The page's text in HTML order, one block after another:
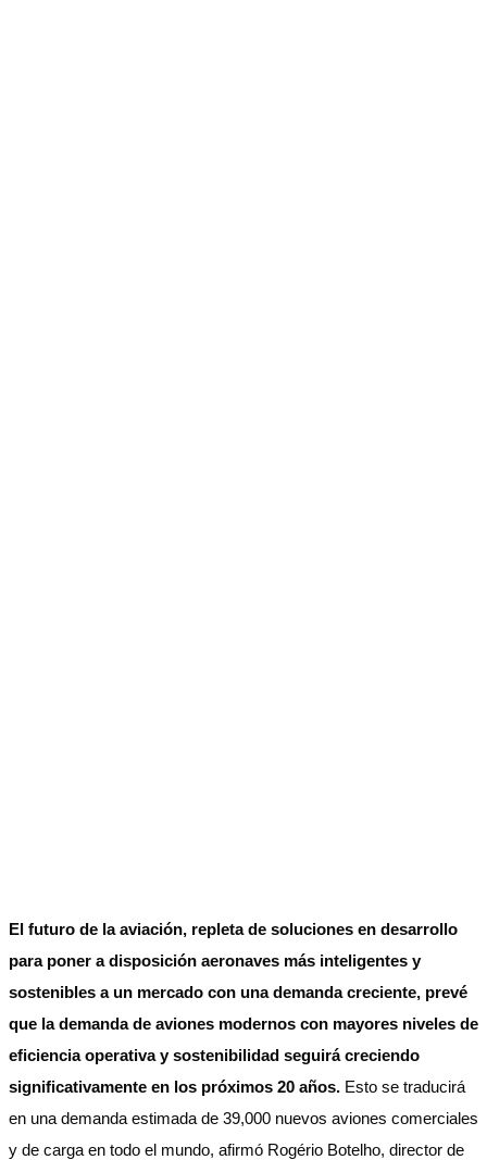
El futuro de la aviación, repleta de soluciones en desarrollo
para poner a disposición aeronaves más inteligentes y
sostenibles a un mercado con una demanda creciente, prevé
que la demanda de aviones modernos con mayores niveles de
eficiencia operativa y sostenibilidad seguirá creciendo
significativamente en los próximos 20 años. Esto se traducirá
en una demanda estimada de 39,000 nuevos aviones comerciales
y de carga en todo el mundo, afirmó Rogério Botelho, director de